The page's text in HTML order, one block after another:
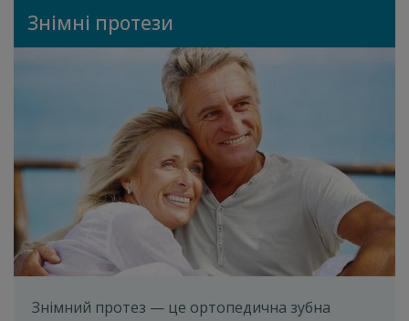
Знімні протези
Знімний протез — це ортопедична зубна